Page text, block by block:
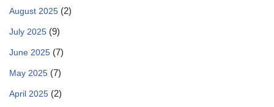
August 2025 (2)
July 2025 (9)
June 2025 (7)
May 2025 (7)
April 2025 (2)